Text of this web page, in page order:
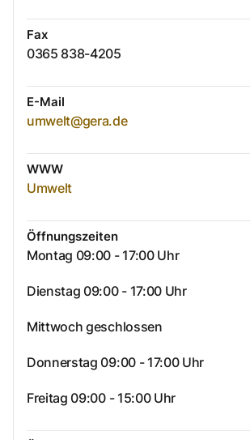
Fax
0365 838-4205
E-Mail
umwelt@gera.de
WWW
Umwelt
Öffnungszeiten
Montag 09:00 - 17:00 Uhr
Dienstag 09:00 - 17:00 Uhr
Mittwoch geschlossen
Donnerstag 09:00 - 17:00 Uhr
Freitag 09:00 - 15:00 Uhr